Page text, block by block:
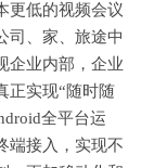
更低的视频会议
司、家、旅途中
企业内部，企业
正实现“随时随
全平台运
端接入，实现不